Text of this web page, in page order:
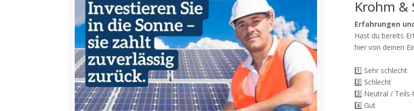
Krohm &
Erfahrungen
Hast du bereits
hier von deinen
1️⃣ Sehr schlecht
2️⃣ Schlecht
3️⃣ Neutral / Teils-
4️⃣ Gut